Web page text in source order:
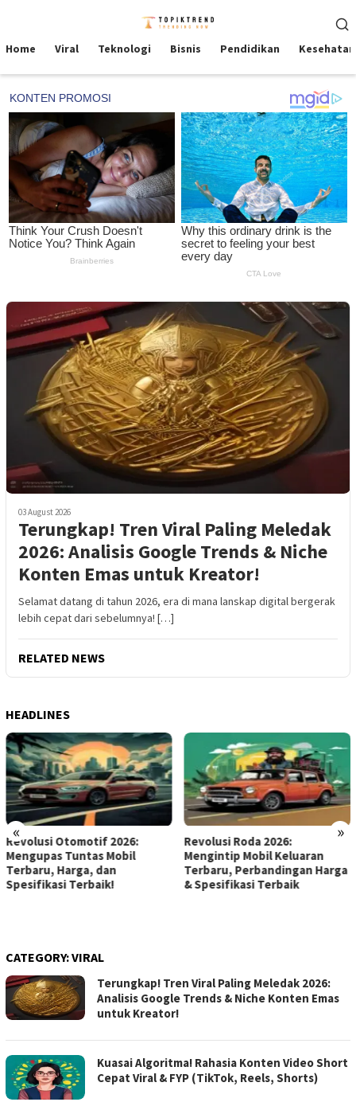
Menu
Home Viral Teknologi Bisnis Pendidikan Kesehatan
03 August 2026
Terungkap! Tren Viral Paling Meledak
2026: Analisis Google Trends & Niche
Konten Emas untuk Kreator!
Selamat datang di tahun 2026, era di mana lanskap digital bergerak
lebih cepat dari sebelumnya! […]
RELATED NEWS
HEADLINES
« »
Revolusi Roda 2026:
Mengintip Mobil Keluaran
Terbaru, Perbandingan Harga
& Spesifikasi Terbaik
Mengintip Masa Depan
Otomotif: Mobil Keluaran
Terbaru 2026 dari Toyota,
BYD, Ferrari, dan Lainnya –
CATEGORY:VIRAL
Terungkap! Tren Viral Paling Meledak 2026:
Analisis Google Trends & Niche Konten Emas
untuk Kreator!
Kuasai Algoritma! Rahasia Konten Video Short
Cepat Viral & FYP (TikTok, Reels, Shorts)